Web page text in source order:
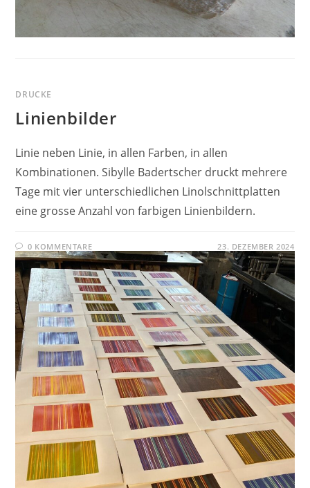
DRUCKE
Linienbilder
Linie neben Linie, in allen Farben, in allen
Kombinationen. Sibylle Badertscher druckt mehrere
Tage mit vier unterschiedlichen Linolschnittplatten
eine grosse Anzahl von farbigen Linienbildern.
0 KOMMENTARE 23. DEZEMBER 2024